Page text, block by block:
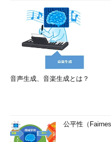
音声生成、音楽生成とは？
公平性（